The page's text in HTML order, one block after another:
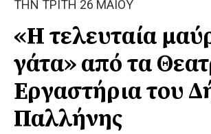
ΤΗΝ ΤΡΙΤΗ 26 ΜΑΪΟΥ
«Η τελευταία
γάτα» από τα
Εργαστήρια του
Παλλήνης